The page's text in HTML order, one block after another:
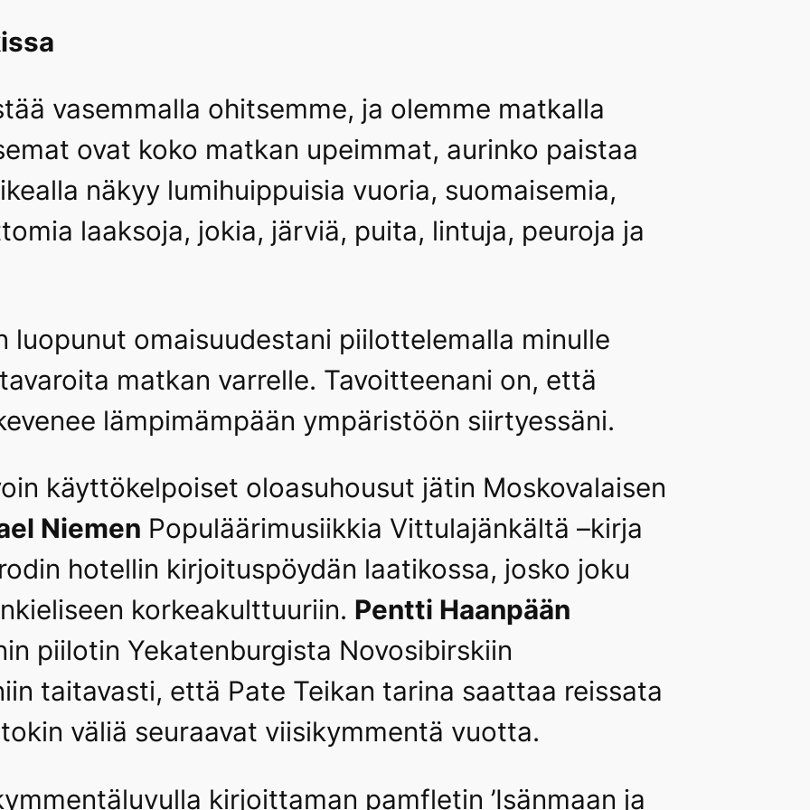
vasemmalla ohitsemme, ja olemme matkalla
ovat koko matkan upeimmat, aurinko paistaa
näkyy lumihuippuisia vuoria, suomaisemia,
laaksoja, jokia, järviä, puita, lintuja, peuroja ja
luopunut omaisuudestani piilottelemalla minulle
matkan varrelle. Tavoitteenani on, että
lämpimämpään ympäristöön siirtyessäni.
käyttökelpoiset oloasuhousut jätin Moskovalaisen
Niemen Populäärimusiikkia Vittulajänkältä –kirja
hotellin kirjoituspöydän laatikossa, josko joku
korkeakulttuuriin. Pentti Haanpään
piilotin Yekatenburgista Novosibirskiin
taitavasti, että Pate Teikan tarina saattaa reissata
väliä seuraavat viisikymmentä vuotta.
kirjoittaman pamfletin ’Isänmaan ja